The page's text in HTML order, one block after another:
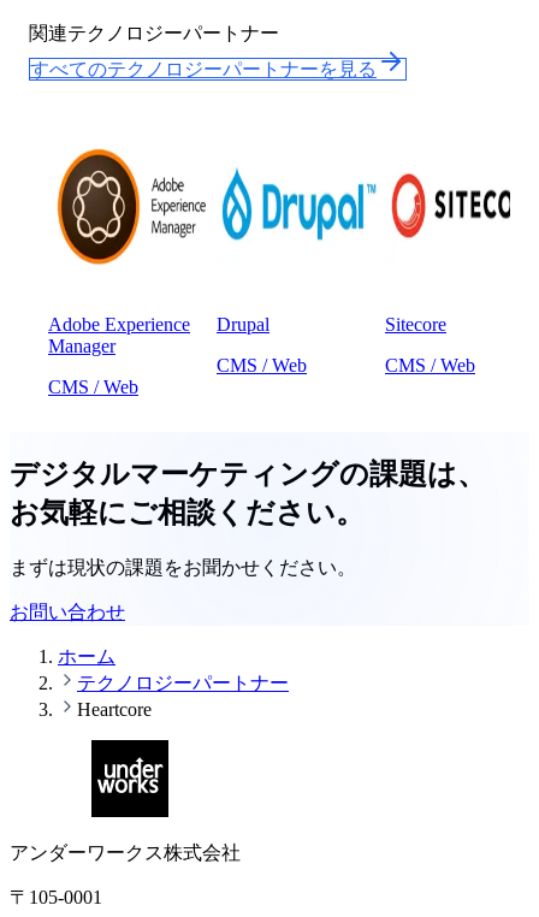
関連テクノロジーパートナー
すべてのテクノロジーパートナーを見る
Adobe Experience
Manager
CMS / Web
Drupal
CMS / Web
Sitecore
CMS / Web
デジタルマーケティングの課題は、
お気軽にご相談ください。
まずは現状の課題をお聞かせください。
お問い合わせ
ホーム
テクノロジーパートナー
Heartcore
アンダーワークス株式会社
〒105-0001